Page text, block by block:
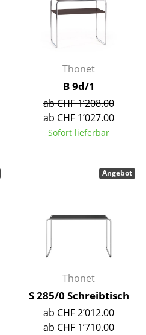
Thonet
B 9d/1
ab CHF 1’208.00
ab CHF 1’027.00
Sofort lieferbar
Thonet
S 285/0 Schreibtisch
ab CHF 2’012.00
ab CHF 1’710.00
Angebot